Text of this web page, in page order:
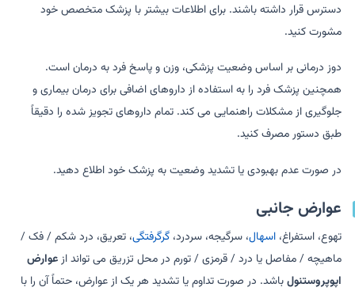
دسترس قرار داشته باشند. برای اطلاعات بیشتر با پزشک متخصص خود
مشورت کنید.
دوز درمانی بر اساس وضعیت پزشکی، وزن و پاسخ فرد به درمان است.
همچنین پزشک فرد را به استفاده از داروهای اضافی برای درمان بیماری و
جلوگیری از مشکلات راهنمایی می کند. تمام داروهای تجویز شده را دقیقاً
طبق دستور مصرف کنید.
در صورت عدم بهبودی یا تشدید وضعیت به پزشک خود اطلاع دهید.
عوارض جانبی
تهوع، استفراغ،اسهال، سرگیجه، سردرد،گرگرفتگی، تعریق، درد شکم / فک /
ماهیچه / مفاصل یا درد / قرمزی / تورم در محل تزریق می تواند ازعوارض
اپوپروستنولباشد. در صورت تداوم یا تشدید هر یک از عوارض، حتماً آن را با